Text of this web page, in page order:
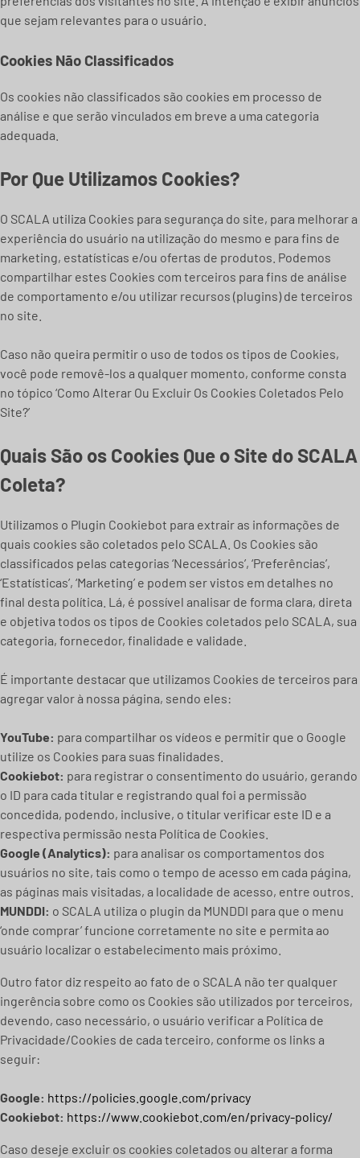
que sejam relevantes para o usuário.
Cookies Não Classificados
Os cookies não classificados são cookies em processo de
análise e que serão vinculados em breve a uma categoria
adequada.
Por Que Utilizamos Cookies?
O SCALA utiliza Cookies para segurança do site, para melhorar a
experiência do usuário na utilização do mesmo e para fins de
marketing, estatísticas e/ou ofertas de produtos. Podemos
compartilhar estes Cookies com terceiros para fins de análise
de comportamento e/ou utilizar recursos (plugins) de terceiros
no site.
Caso não queira permitir o uso de todos os tipos de Cookies,
você pode removê-los a qualquer momento, conforme consta
no tópico ‘Como Alterar Ou Excluir Os Cookies Coletados Pelo
Site?’
Quais São os Cookies Que o Site do SCALA
Coleta?
Utilizamos o Plugin Cookiebot para extrair as informações de
quais cookies são coletados pelo SCALA. Os Cookies são
classificados pelas categorias ‘Necessários’, ‘Preferências’,
‘Estatísticas’, ‘Marketing’ e podem ser vistos em detalhes no
final desta política. Lá, é possível analisar de forma clara, direta
e objetiva todos os tipos de Cookies coletados pelo SCALA, sua
categoria, fornecedor, finalidade e validade.
É importante destacar que utilizamos Cookies de terceiros para
agregar valor à nossa página, sendo eles:
YouTube: para compartilhar os vídeos e permitir que o Google
utilize os Cookies para suas finalidades.
Cookiebot: para registrar o consentimento do usuário, gerando
o ID para cada titular e registrando qual foi a permissão
concedida, podendo, inclusive, o titular verificar este ID e a
respectiva permissão nesta Política de Cookies.
Google (Analytics): para analisar os comportamentos dos
usuários no site, tais como o tempo de acesso em cada página,
as páginas mais visitadas, a localidade de acesso, entre outros.
MUNDDI: o SCALA utiliza o plugin da MUNDDI para que o menu
‘onde comprar’ funcione corretamente no site e permita ao
usuário localizar o estabelecimento mais próximo.
Outro fator diz respeito ao fato de o SCALA não ter qualquer
ingerência sobre como os Cookies são utilizados por terceiros,
devendo, caso necessário, o usuário verificar a Política de
Privacidade/Cookies de cada terceiro, conforme os links a
seguir:
Google: https://policies.google.com/privacy
Cookiebot: https://www.cookiebot.com/en/privacy-policy/
Caso deseje excluir os cookies coletados ou alterar a forma